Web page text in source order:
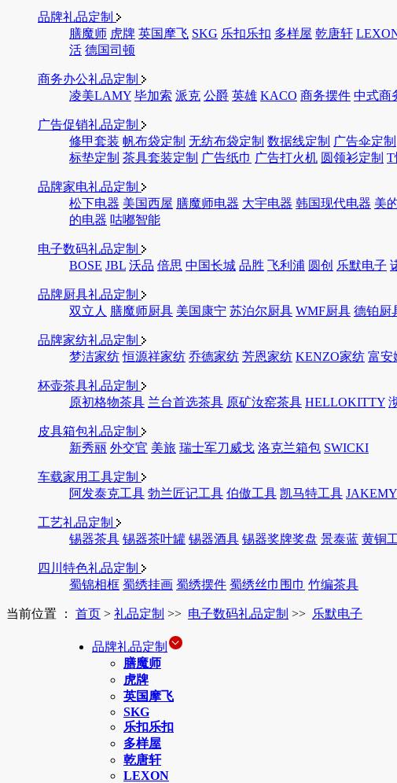
品牌礼品定制
膳魔师 虎牌 英国摩飞 SKG 乐扣乐扣 多样屋 乾唐轩
活 德国司顿
商务办公礼品定制
凌美LAMY 毕加索 派克 公爵 英雄 KACO 商务摆件 中式商
广告促销礼品定制
修甲套装 帆布袋定制 无纺布袋定制 数据线定制 广告伞定制
标垫定制 茶具套装定制 广告纸巾 广告打火机 圆领衫定制 T
品牌家电礼品定制
松下电器 美国西屋 膳魔师电器 大宇电器 韩国现代电器 美
的电器 咕嘟智能
电子数码礼品定制
BOSE JBL 沃品 倍思 中国长城 品胜 飞利浦 圆创 乐默电子
品牌厨具礼品定制
双立人 膳魔师厨具 美国康宁 苏泊尔厨具 WMF厨具 德铂厨
品牌家纺礼品定制
梦洁家纺 恒源祥家纺 乔德家纺 芳恩家纺 KENZO家纺 富安
杯壶茶具礼品定制
原初格物茶具 兰台首选茶具 原矿汝窑茶具 HELLOKITTY
皮具箱包礼品定制
新秀丽 外交官 美旅 瑞士军刀威戈 洛克兰箱包 SWICKI
车载家用工具定制
阿发泰克工具 勃兰匠记工具 伯傲工具 凯马特工具 JAKEMY
工艺礼品定制
锡器茶具 锡器茶叶罐 锡器酒具 锡器奖牌奖盘 景泰蓝 黄铜
四川特色礼品定制
蜀锦相框 蜀绣挂画 蜀绣摆件 蜀绣丝巾围巾 竹编茶具
当前位置 ： 首页 > 礼品定制 >> 电子数码礼品定制 >> 乐默电子
品牌礼品定制
膳魔师
虎牌
英国摩飞
SKG
乐扣乐扣
多样屋
乾唐轩
LEXON